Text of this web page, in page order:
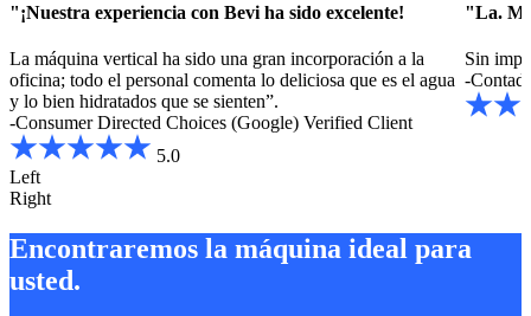
"¡Nuestra experiencia con Bevi ha sido excelente!
La máquina vertical ha sido una gran incorporación a la
oficina; todo el personal comenta lo deliciosa que es el agua
y lo bien hidratados que se sienten”.
-Consumer Directed Choices (Google) Verified Client
5.0
"La.
Sin
-
Left
Right
Encontraremos la máquina ideal para
usted.